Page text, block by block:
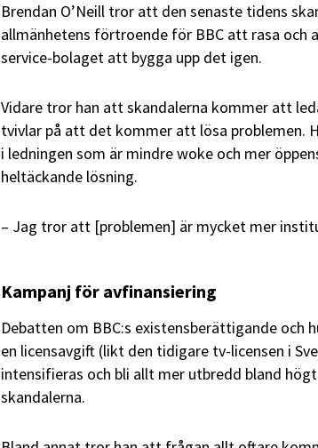
Brendan O’Neill tror att den senaste tidens
allmänhetens förtroende för BBC att rasa
service-bolaget att bygga upp det igen.
Vidare tror han att skandalerna kommer att
tvivlar på att det kommer att lösa problemen.
i ledningen som är mindre woke och mer
heltäckande lösning.
– Jag tror att [problemen] är mycket mer
Kampanj för avfinansiering
Debatten om BBC:s existensberättigande och
en licensavgift (likt den tidigare tv-licensen i
intensifieras och bli allt mer utbredd bland
skandalerna.